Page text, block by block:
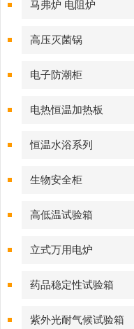
马弗炉 电阻炉
高压灭菌锅
电子防潮柜
电热恒温加热板
恒温水浴系列
生物安全柜
高低温试验箱
立式万用电炉
药品稳定性试验箱
紫外光耐气候试验箱